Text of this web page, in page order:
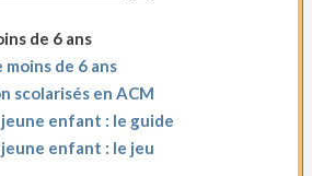
de 6 ans
de 6 ans
scolarisés en ACM
enfant : le guide
enfant : le jeu